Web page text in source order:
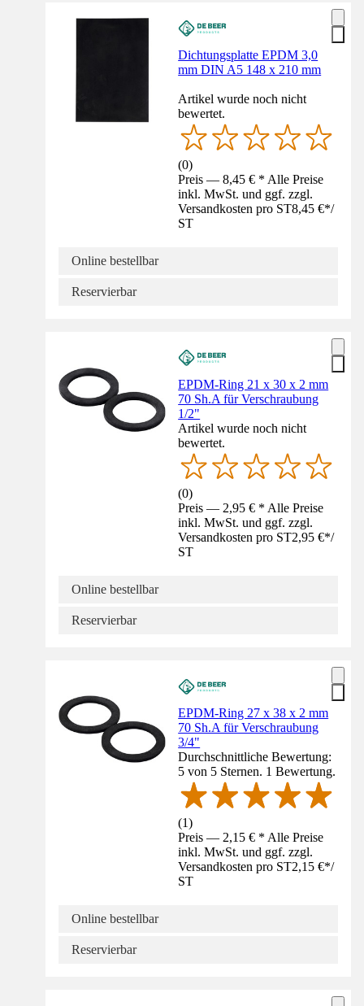
Dichtungsplatte EPDM 3,0
mm DIN A5 148 x 210 mm
Artikel wurde noch nicht
bewertet.
(0)
Preis — 8,45 € * Alle Preise
inkl. MwSt. und ggf. zzgl.
Versandkosten pro ST8,45 €*/
ST
Online bestellbar
Reservierbar
EPDM-Ring 21 x 30 x 2 mm
70 Sh.A für Verschraubung
1/2"
Artikel wurde noch nicht
bewertet.
(0)
Preis — 2,95 € * Alle Preise
inkl. MwSt. und ggf. zzgl.
Versandkosten pro ST2,95 €*/
ST
Online bestellbar
Reservierbar
EPDM-Ring 27 x 38 x 2 mm
70 Sh.A für Verschraubung
3/4"
Durchschnittliche Bewertung:
5 von 5 Sternen. 1 Bewertung.
(1)
Preis — 2,15 € * Alle Preise
inkl. MwSt. und ggf. zzgl.
Versandkosten pro ST2,15 €*/
ST
Online bestellbar
Reservierbar